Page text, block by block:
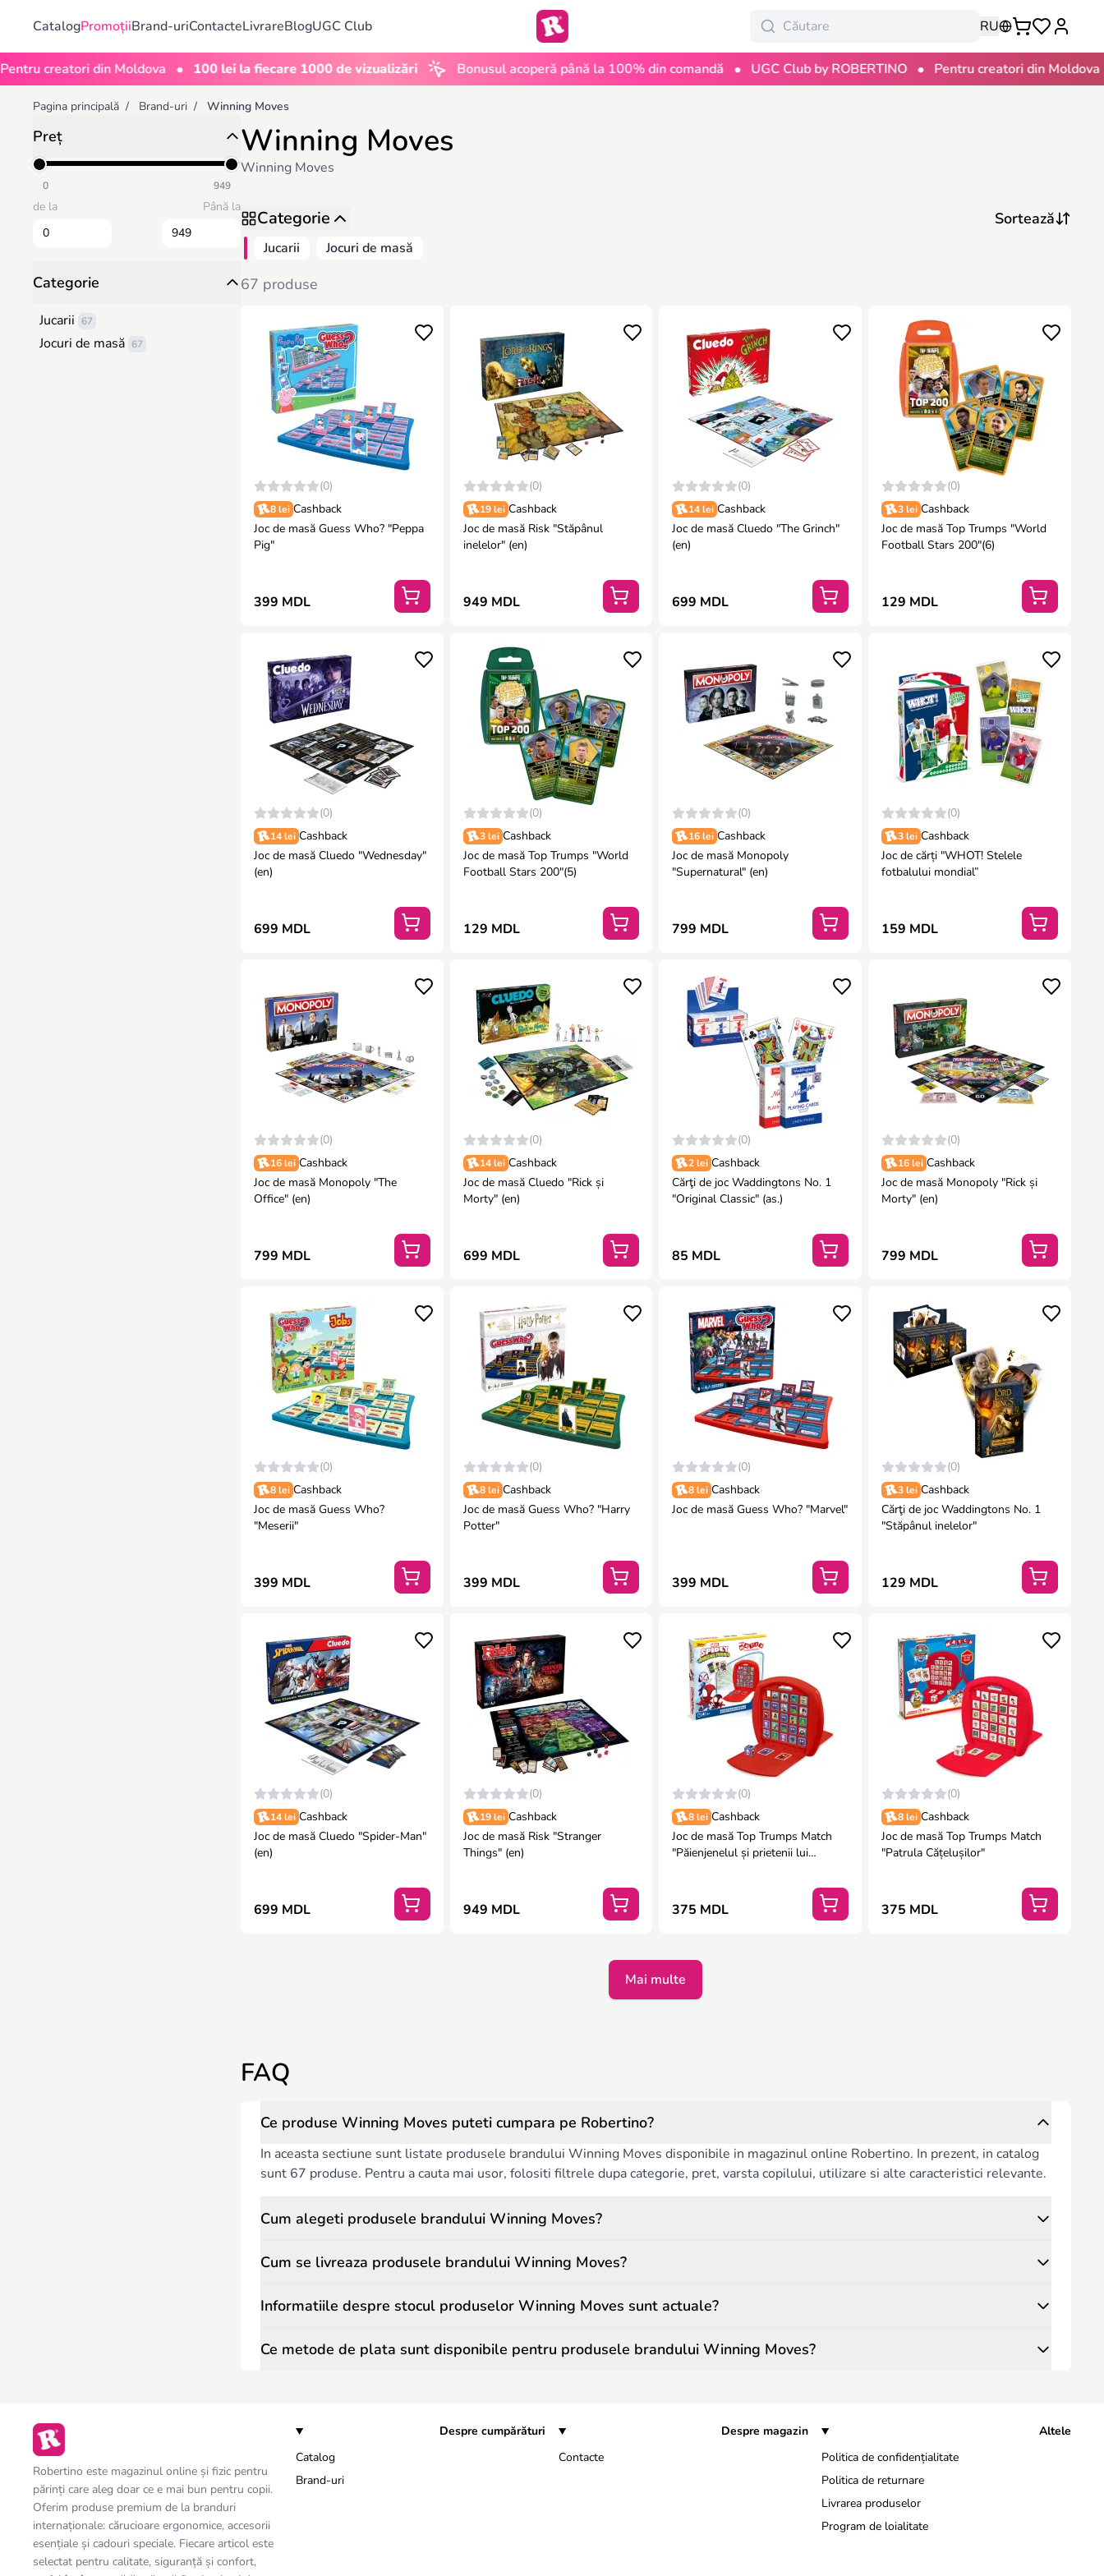
CatalogPromoțiiBrand-uriContacteLivrareBlogUGC Club RU
creatori din Moldova • 100 lei la fiecare 1000 de vizualizări Bonusul acoperă până la 100% din comandă • UGC Club by ROBERTINO • Pentru creatori din Moldova •
Pagina principală / Brand-uri / Winning Moves
Preț
0 949
de la Până la
Categorie
Jucarii 67
Jocuri de masă 67
Winning Moves
Winning Moves
Categorie
Jucarii Jocuri de masă
67 produse
(0)
8 lei Cashback
Joc de masă Guess Who? "Peppa
Pig"
399 MDL
(0)
19 lei Cashback
Joc de masă Risk "Stăpânul
inelelor" (en)
949 MDL
(0)
14 lei Cashback
Joc de masă Cluedo "The Grinch"
(en)
699 MDL
(0)
3 lei Cashback
Joc de masă Top Trumps "World
Football Stars 200"(6)
129 MDL
(0)
14 lei Cashback
Joc de masă Cluedo "Wednesday"
(en)
699 MDL
(0)
3 lei Cashback
Joc de masă Top Trumps "World
Football Stars 200"(5)
129 MDL
(0)
16 lei Cashback
Joc de masă Monopoly
"Supernatural" (en)
799 MDL
(0)
3 lei Cashback
Joc de cărți "WHOT! Stelele
fotbalului mondial”
159 MDL
(0)
16 lei Cashback
Joc de masă Monopoly "The
Office" (en)
799 MDL
(0)
14 lei Cashback
Joc de masă Cluedo "Rick și
Morty" (en)
699 MDL
(0)
2 lei Cashback
Cărţi de joc Waddingtons No. 1
"Original Classic" (as.)
85 MDL
(0)
16 lei Cashback
Joc de masă Monopoly "Rick și
Morty" (en)
799 MDL
(0)
8 lei Cashback
Joc de masă Guess Who?
"Meserii"
399 MDL
(0)
8 lei Cashback
Joc de masă Guess Who? "Harry
Potter"
399 MDL
(0)
8 lei Cashback
Joc de masă Guess Who? "Marvel"
399 MDL
(0)
3 lei Cashback
Cărţi de joc Waddingtons No. 1
"Stăpânul inelelor"
129 MDL
(0)
14 lei Cashback
Joc de masă Cluedo "Spider-Man"
(en)
699 MDL
(0)
19 lei Cashback
Joc de masă Risk "Stranger
Things" (en)
949 MDL
(0)
8 lei Cashback
Joc de masă Top Trumps Match
"Păienjenelul și prietenii lui
375 MDL
(0)
8 lei Cashback
Joc de masă Top Trumps Match
"Patrula Cățelușilor"
375 MDL
Mai multe
FAQ
Ce produse Winning Moves puteti cumpara pe Robertino?
In aceasta sectiune sunt listate produsele brandului Winning Moves disponibile in magazinul online Robertino. In prezent, in catalog
sunt 67 produse. Pentru a cauta mai usor, folositi filtrele dupa categorie, pret, varsta copilului, utilizare si alte caracteristici relevante.
Cum alegeti produsele brandului Winning Moves?
Cum se livreaza produsele brandului Winning Moves?
Informatiile despre stocul produselor Winning Moves sunt actuale?
Ce metode de plata sunt disponibile pentru produsele brandului Winning Moves?
Despre cumpărături
Catalog
Brand-uri
Despre magazin
Contacte
Altele
Politica de confidențialitate
Politica de returnare
Livrarea produselor
Program de loialitate
Robertino este magazinul online și fizic pentru
părinți care aleg doar ce e mai bun pentru copii.
Oferim produse premium de la branduri
internaționale: cărucioare ergonomice, accesorii
esențiale și cadouri speciale. Fiecare articol este
selectat pentru calitate, siguranță și confort,